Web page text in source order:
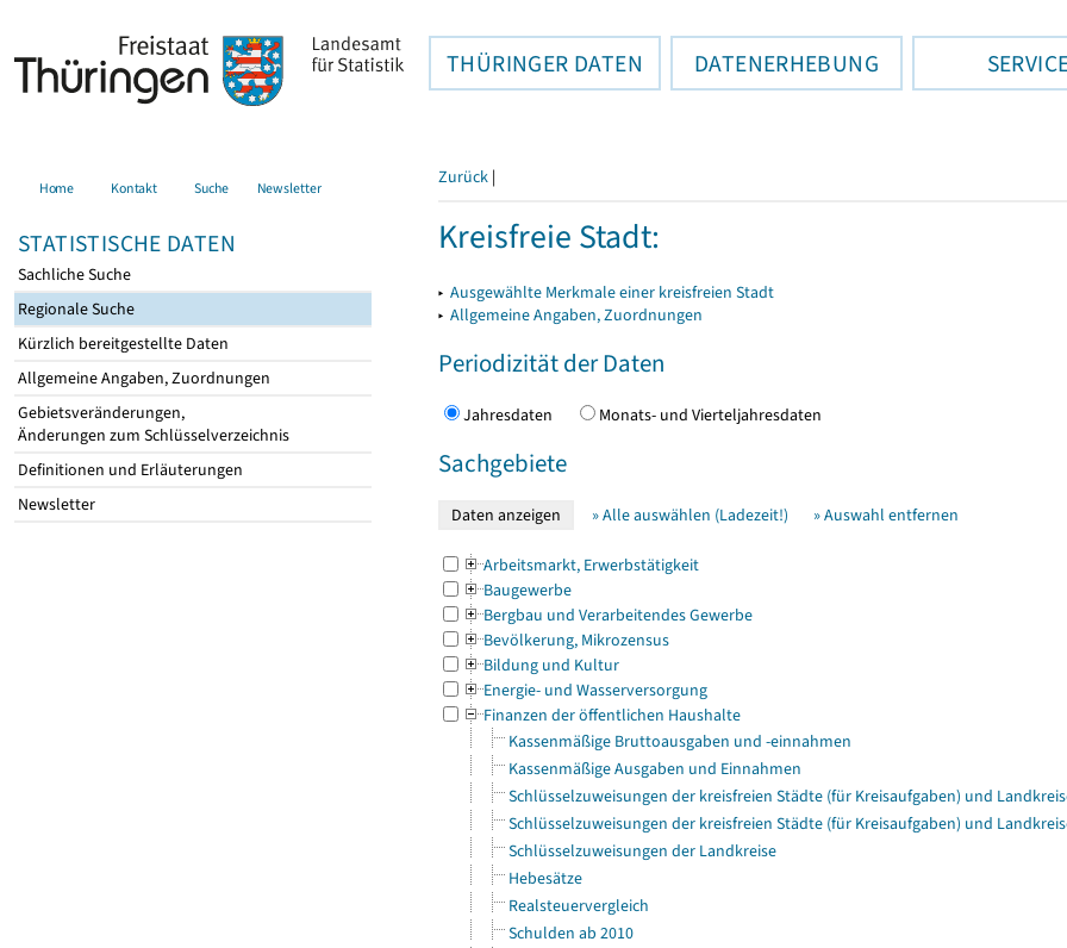
THÜRINGER DATEN DATENERHEBUNG
Home Kontakt Suche Newsletter
STATISTISCHE DATEN
Sachliche Suche
Regionale Suche
Kürzlich bereitgestellte Daten
Allgemeine Angaben, Zuordnungen
Gebietsveränderungen,
Änderungen zum Schlüsselverzeichnis
Definitionen und Erläuterungen
Newsletter
Zurück |
Kreisfreie Stadt:
▸ Ausgewählte Merkmale einer kreisfreien Stadt
▸ Allgemeine Angaben, Zuordnungen
Periodizität der Daten
Jahresdaten Monats- und Vierteljahresdaten
Sachgebiete
» Alle auswählen (Ladezeit!) » Auswahl entfernen
Arbeitsmarkt, Erwerbstätigkeit
Baugewerbe
Bergbau und Verarbeitendes Gewerbe
Bevölkerung, Mikrozensus
Bildung und Kultur
Energie- und Wasserversorgung
Finanzen der öffentlichen Haushalte
Kassenmäßige Bruttoausgaben und -einnahmen
Kassenmäßige Ausgaben und Einnahmen
Schlüsselzuweisungen der kreisfreien Städte (für Kreisaufgaben) und
Schlüsselzuweisungen der kreisfreien Städte (für Kreisaufgaben) und
Schlüsselzuweisungen der Landkreise
Hebesätze
Realsteuervergleich
Schulden ab 2010